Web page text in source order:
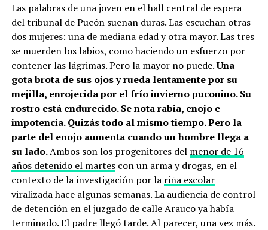
Las palabras de una joven en el hall central de espera
del tribunal de Pucón suenan duras. Las escuchan otras
dos mujeres: una de mediana edad y otra mayor. Las tres
se muerden los labios, como haciendo un esfuerzo por
contener las lágrimas. Pero la mayor no puede.Una
gota brota de sus ojos y rueda lentamente por su
mejilla, enrojecida por el frío invierno puconino. Su
rostro está endurecido. Se nota rabia, enojo e
impotencia. Quizás todo al mismo tiempo. Pero la
parte del enojo aumenta cuando un hombre llega a
su lado.Ambos son los progenitores del menor de 16
años detenido el martescon un arma y drogas, en el
contexto de la investigación por la riña escolar
viralizada hace algunas semanas. La audiencia de control
de detención en el juzgado de calle Arauco ya había
terminado. El padre llegó tarde. Al parecer, una vez más.